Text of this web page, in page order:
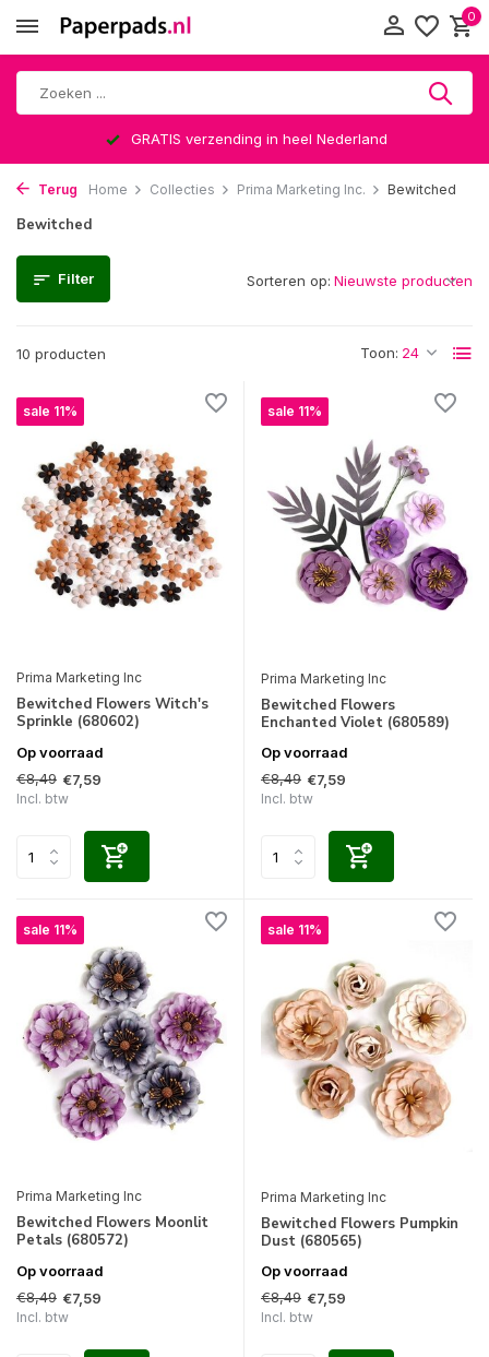
0
GRATIS verzending in heel Nederland
Terug Home Collecties Prima Marketing Inc. Bewitched
Bewitched
Filter
10 producten Toon:
Sorteren op:
sale 11%
Prima Marketing Inc
Bewitched Flowers Witch's
Sprinkle (680602)
Op voorraad
€8,49 €7,59
Incl. btw
sale 11%
Prima Marketing Inc
Bewitched Flowers
Enchanted Violet (680589)
Op voorraad
€8,49 €7,59
Incl. btw
sale 11%
Prima Marketing Inc
Bewitched Flowers Moonlit
Petals (680572)
Op voorraad
€8,49 €7,59
Incl. btw
sale 11%
Prima Marketing Inc
Bewitched Flowers Pumpkin
Dust (680565)
Op voorraad
€8,49 €7,59
Incl. btw